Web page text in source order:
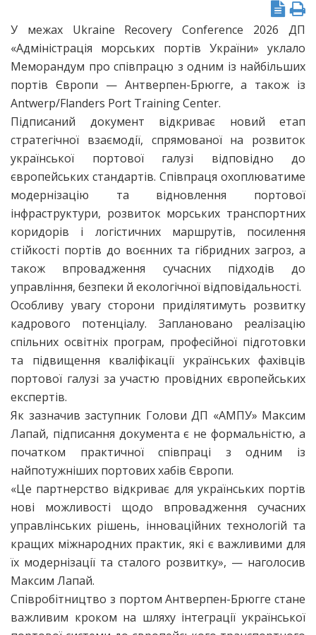
У межах Ukraine Recovery Conference 2026 ДП
«Адміністрація морських портів України» уклало
Меморандум про співпрацю з одним із найбільших
портів Європи — Антверпен-Брюгге, а також із
Antwerp/Flanders Port Training Center.
Підписаний документ відкриває новий етап
стратегічної взаємодії, спрямованої на розвиток
української портової галузі відповідно до
європейських стандартів. Співпраця охоплюватиме
модернізацію та відновлення портової
інфраструктури, розвиток морських транспортних
коридорів і логістичних маршрутів, посилення
стійкості портів до воєнних та гібридних загроз, а
також впровадження сучасних підходів до
управління, безпеки й екологічної відповідальності.
Особливу увагу сторони приділятимуть розвитку
кадрового потенціалу. Заплановано реалізацію
спільних освітніх програм, професійної підготовки
та підвищення кваліфікації українських фахівців
портової галузі за участю провідних європейських
експертів.
Як зазначив заступник Голови ДП «АМПУ» Максим
Лапай, підписання документа є не формальністю, а
початком практичної співпраці з одним із
найпотужніших портових хабів Європи.
«Це партнерство відкриває для українських портів
нові можливості щодо впровадження сучасних
управлінських рішень, інноваційних технологій та
кращих міжнародних практик, які є важливими для
їх модернізації та сталого розвитку», — наголосив
Максим Лапай.
Співробітництво з портом Антверпен-Брюгге стане
важливим кроком на шляху інтеграції української